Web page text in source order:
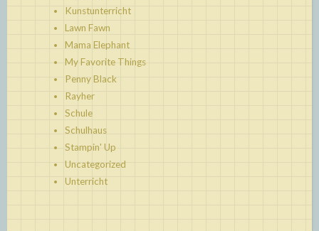
Kunstunterricht
Lawn Fawn
Mama Elephant
My Favorite Things
Penny Black
Rayher
Schule
Schulhaus
Stampin' Up
Uncategorized
Unterricht